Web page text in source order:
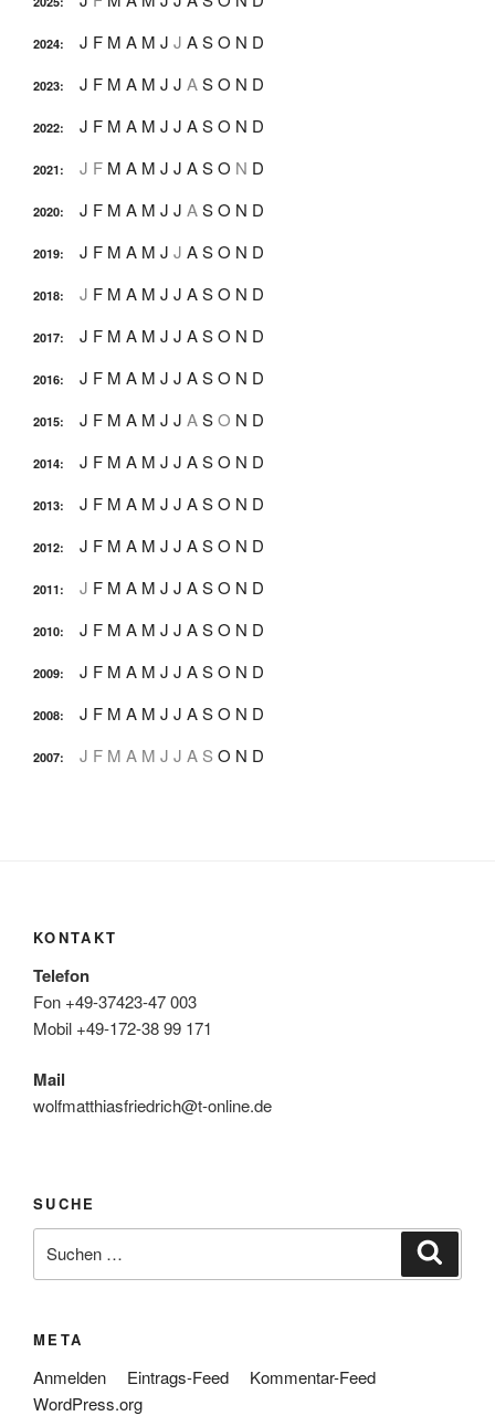
2024: J F M A M J J ASO N D
2023: J F M A M J J ASO N D
2022: J F M A M J J ASO N D
2021: J F M A M J J ASO N D
2020: J F M A M J J ASO N D
2019: J F M A M J J ASO N D
2018: J F M A M J J ASO N D
2017: J F M A M J J ASO N D
2016: J F M A M J J ASO N D
2015: J F M A M J J ASO N D
2014: J F M A M J J ASO N D
2013: J F M A M J J ASO N D
2012: J F M A M J J ASO N D
2011: J F M A M J J ASO N D
2010: J F M A M J J ASO N D
2009: J F M A M J J ASO N D
2008: J F M A M J J ASO N D
2007: J F M A M J J A S O N D
KONTAKT
Telefon
Fon +49-37423-47 003
Mobil +49-172-38 99 171
Mail
wolfmatthiasfriedrich@t-online.de
SUCHE
nach:
META
Anmelden Eintrags-Feed
Kommentar-Feed
WordPress.org